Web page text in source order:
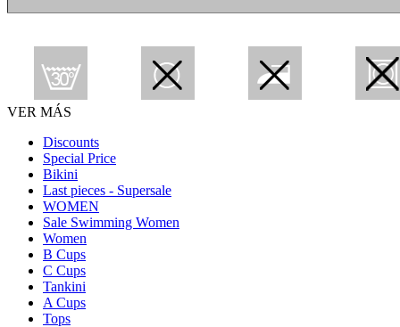
VER MÁS
Discounts
Special Price
Bikini
Last pieces - Supersale
WOMEN
Sale Swimming Women
Women
B Cups
C Cups
Tankini
A Cups
Tops